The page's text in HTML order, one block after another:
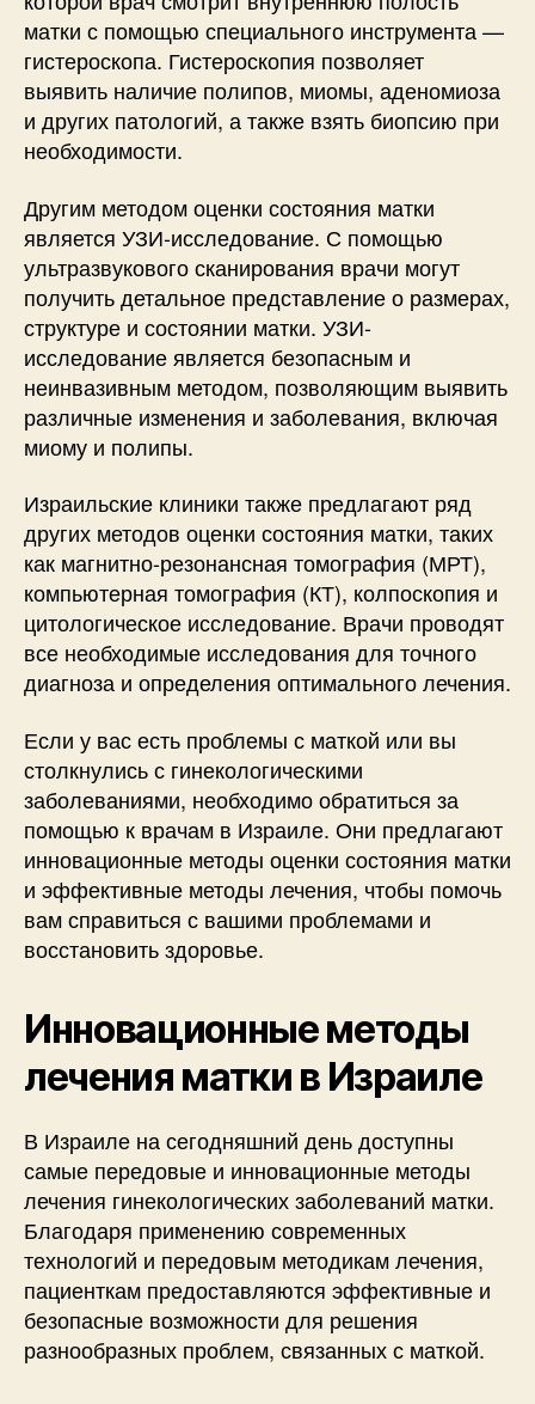
матки с помощью специального инструмента —
гистероскопа. Гистероскопия позволяет
выявить наличие полипов, миомы, аденомиоза
и других патологий, а также взять биопсию при
необходимости.
Другим методом оценки состояния матки
является УЗИ-исследование. С помощью
ультразвукового сканирования врачи могут
получить детальное представление о размерах,
структуре и состоянии матки. УЗИ-
исследование является безопасным и
неинвазивным методом, позволяющим выявить
различные изменения и заболевания, включая
миому и полипы.
Израильские клиники также предлагают ряд
других методов оценки состояния матки, таких
как магнитно-резонансная томография (МРТ),
компьютерная томография (КТ), колпоскопия и
цитологическое исследование. Врачи проводят
все необходимые исследования для точного
диагноза и определения оптимального лечения.
Если у вас есть проблемы с маткой или вы
столкнулись с гинекологическими
заболеваниями, необходимо обратиться за
помощью к врачам в Израиле. Они предлагают
инновационные методы оценки состояния матки
и эффективные методы лечения, чтобы помочь
вам справиться с вашими проблемами и
восстановить здоровье.
Инновационные методы
лечения матки в Израиле
В Израиле на сегодняшний день доступны
самые передовые и инновационные методы
лечения гинекологических заболеваний матки.
Благодаря применению современных
технологий и передовым методикам лечения,
пациенткам предоставляются эффективные и
безопасные возможности для решения
разнообразных проблем, связанных с маткой.